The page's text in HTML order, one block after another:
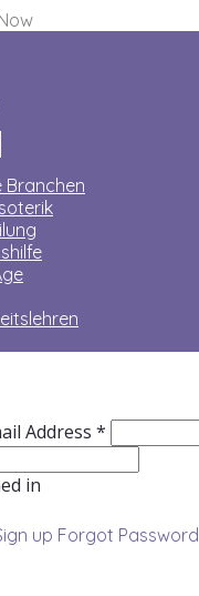
Branchen
Address *
in
up Forgot Password